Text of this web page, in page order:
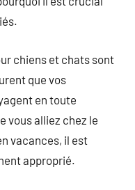
chiens et chats sont
que vos
en toute
vous alliez chez le
vacances, il est
approprié.